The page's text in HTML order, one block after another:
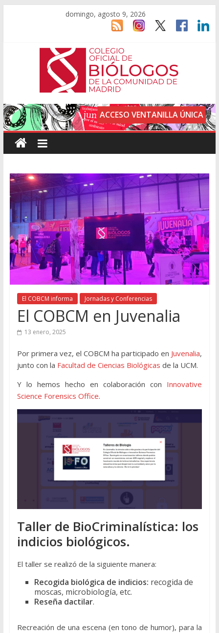
domingo, agosto 9, 2026
ACCESO VENTANILLA ÚNICA
El COBCM informa Jornadas y Conferencias
El COBCM en Juvenalia
13 enero, 2025
Por primera vez, el COBCM ha participado en Juvenalia,
junto con la Facultad de Ciencias Biológicas de la UCM.
Y lo hemos hecho en colaboración con Innovative
Science Forensics Office.
Taller de BioCriminalística: los
indicios biológicos.
El taller se realizó de la siguiente manera:
Recogida biológica de indicios: recogida de
moscas, microbiología, etc.
Reseña dactilar.
Recreación de una escena (en tono de humor), para la